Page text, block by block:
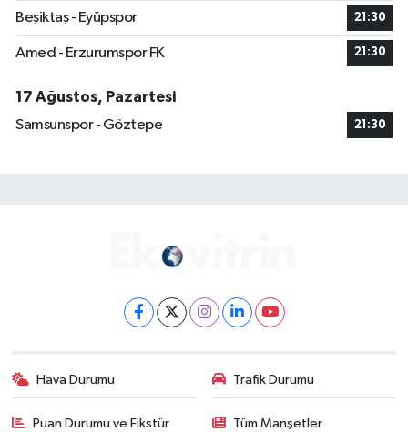
Beşiktaş - Eyüpspor 21:30
Amed - Erzurumspor FK 21:30
17 Ağustos, Pazartesi
Samsunspor - Göztepe
21:30
Hava Durumu Trafik Durumu
Puan Durumu ve Fikstür Tüm Manşetler